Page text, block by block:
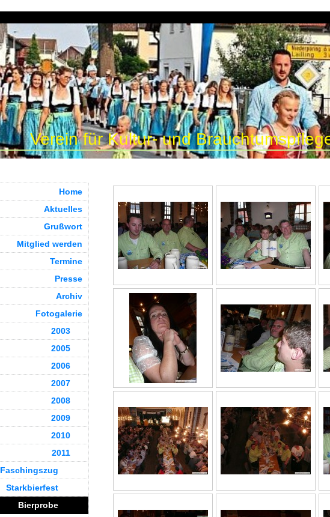
Verein für Kultur- und
Home
Aktuelles
Grußwort
Mitglied werden
Termine
Presse
Archiv
Fotogalerie
2003
2005
2006
2007
2008
2009
2010
2011
Faschingszug
Starkbierfest
Bierprobe